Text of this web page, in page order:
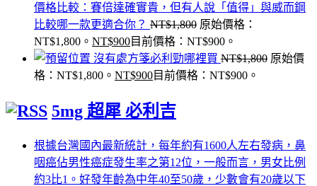
價格比較：賽倍達確實貴，但有人說「值得」與威而鋼
比較哪一款更適合你？ NT$1,800 原始價格：
NT$1,800。 NT$900目前價格：NT$900。
沒有處方箋必利勁哪裡買 NT$1,800 原始價
格：NT$1,800。 NT$900目前價格：NT$900。
5mg 超犀 必利吉
根據台灣國內最新統計，每年約有1600人左右發病，鼻
咽癌佔男性癌症發生率之第12位，一般而言，男女比例
約3比1。好發年齡為中年40至50歲，少數會有20歲以下